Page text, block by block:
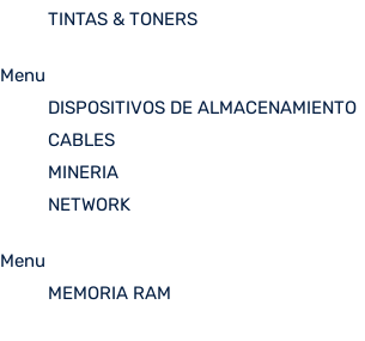
TINTAS & TONERS
Menu
DISPOSITIVOS DE ALMACENAMIENTO
CABLES
MINERIA
NETWORK
Menu
MEMORIA RAM